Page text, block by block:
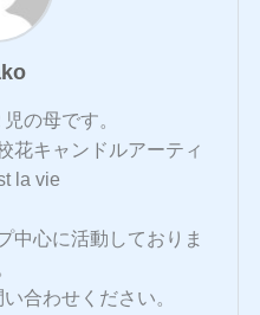
の母です。
花キャンドルアーティ
la vie
中心に活動しておりま
合わせください。